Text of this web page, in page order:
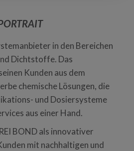
in den Bereichen
Dichtstoffe. Das
Kunden aus dem
chemische Lösungen, die
und Dosiersysteme
aus einer Hand.
BOND als innovativer
mit nachhaltigen und